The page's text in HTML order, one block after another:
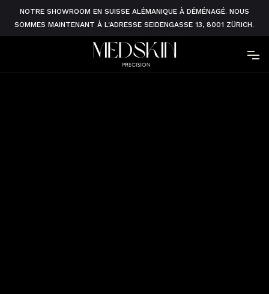
NOTRE SHOWROOM EN SUISSE ALÉMANIQUE À DÉMÉNAGÉ. NOUS
SOMMES MAINTENANT À L'ADRESSE SEIDENGASSE 13, 8001 ZÜRICH.